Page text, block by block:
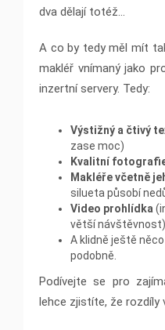
dva dělají totéž…
A co by tedy měl mít
makléř vnímaný jako
inzertní servery. Tedy:
Výstižný a čtivý
zase moc)
Kvalitní
Makléře včetně
silueta působí
Video prohlídka
větší návštěvnost)
A klidně ještě
podobně.
Podívejte se pro
lehce zjistíte, že rozdíly